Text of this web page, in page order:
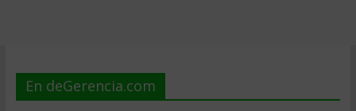
En deGerencia.com